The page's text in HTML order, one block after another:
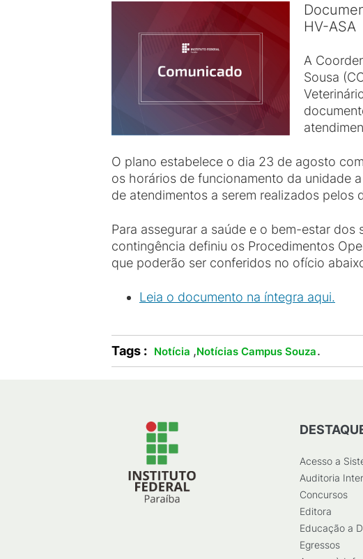
HV-ASA
A
Sousa
O plano estabelece o dia 23 de agosto
os horários de funcionamento da unidade
de atendimentos a serem realizados pelos
Para assegurar a saúde e o bem-estar
contingência definiu os Procedimentos
que poderão ser conferidos no ofício
Leia o documento na íntegra aqui.
Tags : Notícia ,Notícias Campus Souza.
Acesso a
Auditoria
Concursos
Editora
Educação a
Egressos